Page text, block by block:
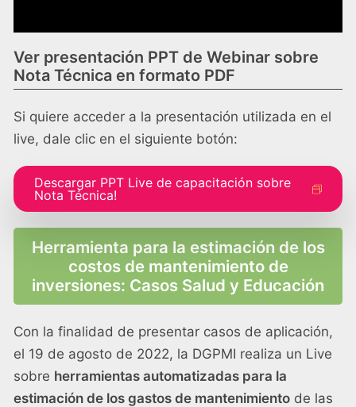
Ver presentación PPT de Webinar sobre
Nota Técnica en formato PDF
Si quiere acceder a la presentación utilizada en el
live, dale clic en el siguiente botón:
Descargar PPT Live de capacitación sobre
Nota Técnica!
Herramienta para la estimación de los
costos de mantenimiento de
inversiones: Casos Salud y Educación
Con la finalidad de presentar casos de aplicación,
el 19 de agosto de 2022, la DGPMI realiza un Live
sobre herramientas automatizadas para la
estimación de los gastos de mantenimiento de las